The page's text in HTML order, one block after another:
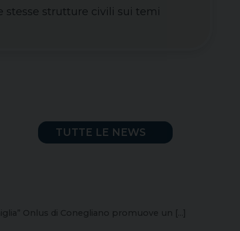
stesse strutture civili sui temi
TUTTE LE NEWS
Onlus di Conegliano promuove un [...]